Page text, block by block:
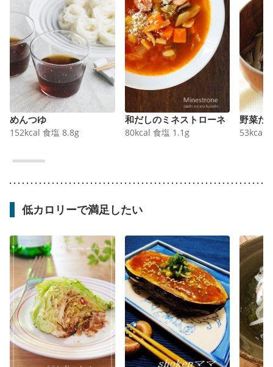
めんつゆ
152kcal 食塩 8.8g
和だしのミネストローネ
80kcal 食塩 1.1 g
野菜た
53kcal
低カロリーで満足したい